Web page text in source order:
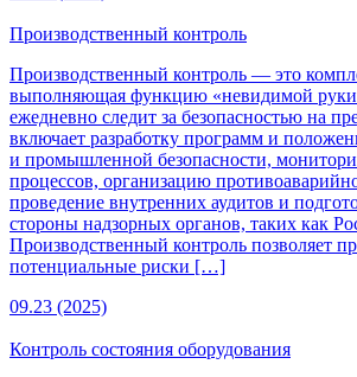
Производственный контроль
Производственный контроль — это
выполняющая функцию «невидимой
ежедневно следит за безопасностью на
включает разработку программ и
и промышленной безопасности,
процессов, организацию
проведение внутренних аудитов и
стороны надзорных органов, таких как
Производственный контроль позволяет
потенциальные риски […]
09.23 (2025)
Контроль состояния оборудования